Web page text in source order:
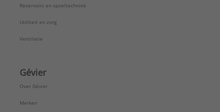
Reservoirs en spoeltechniek
Utiliteit en zorg
Ventilatie
Gévier
Over Gévier
Merken